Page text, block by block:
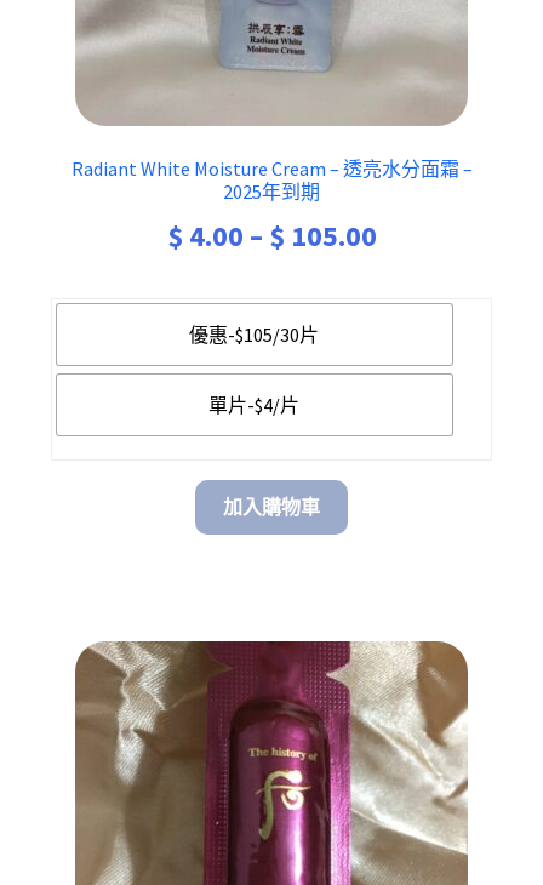
Radiant White Moisture Cream – 透亮水分面霜 –
2025年到期
$ 4.00 – $ 105.00
優惠-$105/30片
單片-$4/片
加入購物車